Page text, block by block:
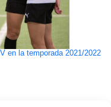
en la temporada 2021/2022